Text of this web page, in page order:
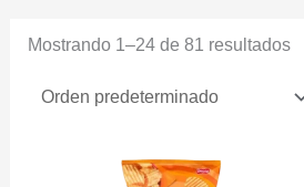
Mostrando 1–24 de 81 resultados